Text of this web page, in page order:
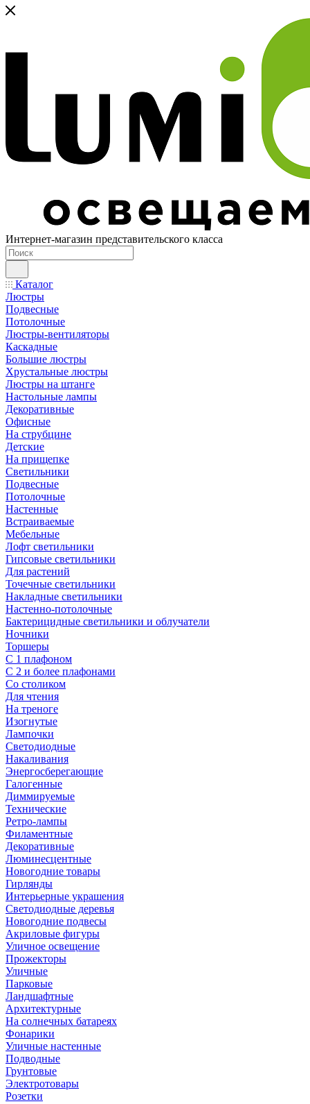
Интернет-магазин представительского класса
Каталог
Люстры
Подвесные
Потолочные
Люстры-вентиляторы
Каскадные
Большие люстры
Хрустальные люстры
Люстры на штанге
Настольные лампы
Декоративные
Офисные
На струбцине
Детские
На прищепке
Светильники
Подвесные
Потолочные
Настенные
Встраиваемые
Мебельные
Лофт светильники
Гипсовые светильники
Для растений
Точечные светильники
Накладные светильники
Настенно-потолочные
Бактерицидные светильники и облучатели
Ночники
Торшеры
С 1 плафоном
С 2 и более плафонами
Со столиком
Для чтения
На треноге
Изогнутые
Лампочки
Светодиодные
Накаливания
Энергосберегающие
Галогенные
Диммируемые
Технические
Ретро-лампы
Филаментные
Декоративные
Люминесцентные
Новогодние товары
Гирлянды
Интерьерные украшения
Светодиодные деревья
Новогодние подвесы
Акриловые фигуры
Уличное освещение
Прожекторы
Уличные
Парковые
Ландшафтные
Архитектурные
На солнечных батареях
Фонарики
Уличные настенные
Подводные
Грунтовые
Электротовары
Розетки